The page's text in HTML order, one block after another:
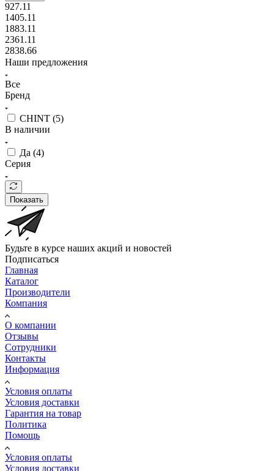
927.11
1405.11
1883.11
2361.11
2838.66
Наши предложения
Все
Бренд
CHINT (5)
В наличии
Да (4)
Серия
Показать
Будьте в курсе наших акций и новостей
Подписаться
Главная
Каталог
Производители
Компания
О компании
Отзывы
Сотрудники
Контакты
Информация
Условия оплаты
Условия доставки
Гарантия на товар
Политика
Помощь
Условия оплаты
Условия доставки